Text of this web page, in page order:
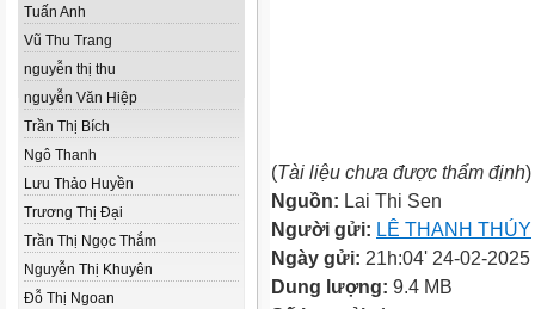
Tuấn Anh
Vũ Thu Trang
nguyễn thị thu
nguyễn Văn Hiệp
Trần Thị Bích
Ngô Thanh
Lưu Thảo Huyền
Trương Thị Đại
Trần Thị Ngọc Thắm
Nguyễn Thị Khuyên
Đỗ Thị Ngoan
(Tài liệu chưa được thẩm định)
Nguồn: Lai Thi Sen
Người gửi: LÊ THANH THÚY
Ngày gửi: 21h:04' 24-02-2025
Dung lượng: 9.4 MB